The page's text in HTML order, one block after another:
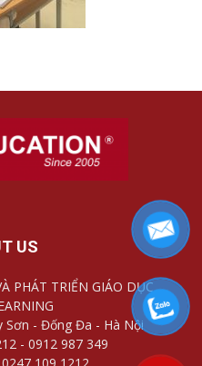
US
PHÁT TRIỂN GIÁO DỤC
Sơn - Đống Đa - Hà Nội
- 0912 987 349